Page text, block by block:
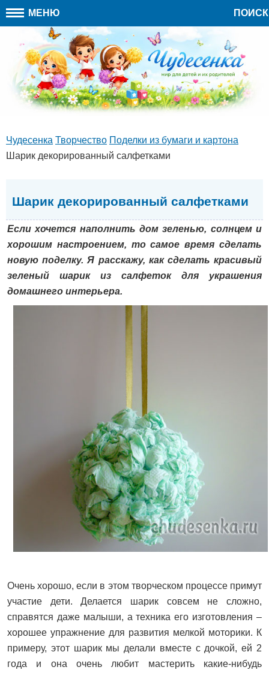
МЕНЮ ПОИСК
Чудесенка Творчество Поделки из бумаги и картона
Шарик декорированный салфетками
Шарик декорированный салфетками
Если хочется наполнить дом зеленью, солнцем и
хорошим настроением, то самое время сделать
новую поделку. Я расскажу, как сделать красивый
зеленый шарик из салфеток для украшения
домашнего интерьера.
Очень хорошо, если в этом творческом процессе примут
участие дети. Делается шарик совсем не сложно,
справятся даже малыши, а техника его изготовления –
хорошее упражнение для развития мелкой моторики. К
примеру, этот шарик мы делали вместе с дочкой, ей 2
года и она очень любит мастерить какие-нибудь